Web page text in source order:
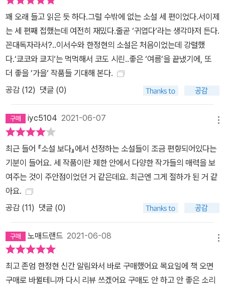
다. 그런데 저는 운이 좋았던 걸까요? 그럼에도 불구하고 살아가는
사람들이 있더라고요. 그것도 마냥 슬프게만이 아니라 밝게, 밝으려
고 노력하면서. 정말 그럼에도 불구하고요.” 「인터뷰 한정현 × 김보
경」에서
꽤 오래 들고 읽은 듯 하다.그럴 수밖에 없는 소설 세 편이었다.서이제
는 세 편째 접했는데 여전히 재밌다.줄곧 ‘귀엽다‘라는 생각마저 든다.
꼰대독자라서?..이서수와 한정현의 소설은 처음이었는데 강렬했
다.‘쿄코와 쿄지‘는 먹먹해서 코도 시린..좋은 ‘여름‘을 끝냈기에, 또
더 좋을 ‘가을‘ 작품들 기대해 본다.
공감 (12) 댓글 (0)
iyc5104 2021-06-07
최근 들어 『소설 보다』에서 선정하는 소설들이 조금 편향되어있다는
기분이 들어요. 세 작품이란 제한 안에서 다양한 작가들의 매력을 보
여주는 것이 주안점이었던 거 같은데요. 최근엔 그게 절하가 된 거 같
아요.
공감 (11) 댓글 (0)
노매드랜드 2021-06-08
최고 존엄 한정현 신간 알림와서 바로 구매했어요 목요일에 책 오면
구매로 바뀔테니까 다시 리뷰 쓰겠어요 구매도 안 하고 안 좋은 소리